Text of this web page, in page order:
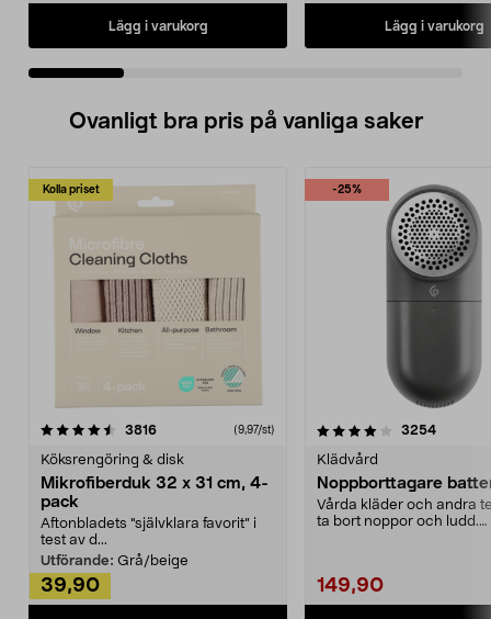
Lägg i varukorg Lägg i varukorg
Ovanligt bra pris på vanliga saker
Kolla priset
3816recensioner (9,97/st)
Köksrengöring & disk
Mikrofiberduk 32 x 31 cm, 4-
pack
Aftonbladets "självklara favorit” i
test av d...
Utförande: Grå/beige
39,90
-25%
4.0av 5 stjärnor 3254
Klädvård
Noppborttagare
Vårda kläder och andra
ta bort noppor och ludd.
149,90
4.5av 5 stjärnor